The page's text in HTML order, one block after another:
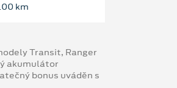
km
Transit, Ranger
akumulátor
bonus uváděn s